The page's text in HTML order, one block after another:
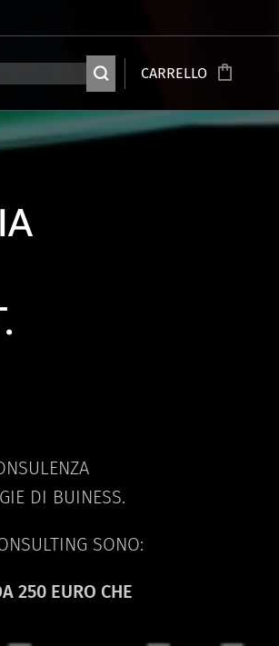
CARRELLO
DI BUINESS.
SONO:
250 EURO CHE